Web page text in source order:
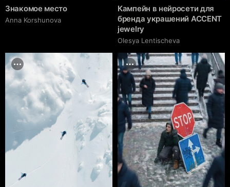
Знакомое место
Anna Korshunova
Кампейн в нейросети для
бренда украшений ACCENT
jewelry
Olesya Lentischeva